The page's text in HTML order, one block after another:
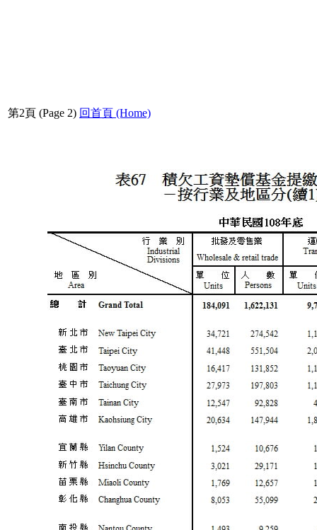
第2頁 (Page 2) 回首頁 (Home)